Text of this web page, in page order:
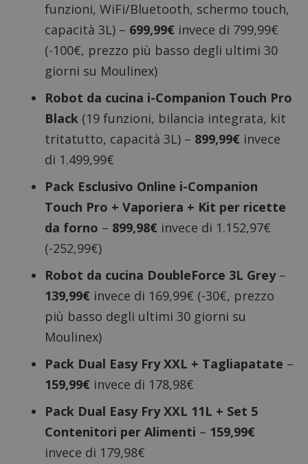
funzioni, WiFi/Bluetooth, schermo touch,
capacità 3L) – 699,99€ invece di 799,99€
(-100€, prezzo più basso degli ultimi 30
giorni su Moulinex)
Robot da cucina i-Companion Touch Pro
Black (19 funzioni, bilancia integrata, kit
tritatutto, capacità 3L) – 899,99€ invece
di 1.499,99€
Pack Esclusivo Online i-Companion
Touch Pro + Vaporiera + Kit per ricette
da forno – 899,98€ invece di 1.152,97€
(-252,99€)
Robot da cucina DoubleForce 3L Grey–
139,99€ invece di 169,99€ (-30€, prezzo
più basso degli ultimi 30 giorni su
Moulinex)
Pack Dual Easy Fry XXL + Tagliapatate –
159,99€ invece di 178,98€
Pack Dual Easy Fry XXL 11L + Set 5
Contenitori per Alimenti – 159,99€
invece di 179,98€